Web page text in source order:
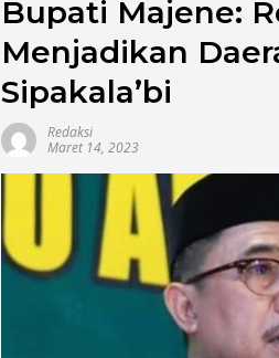
Bupati Majene:
Menjadikan
Sipakala’bi
Redaksi
Maret 14, 2023